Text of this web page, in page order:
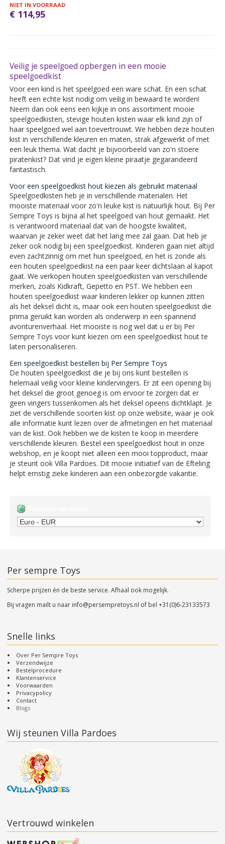
NIET IN VOORRAAD
€ 114,95
Veilig je speelgoed opbergen in een mooie
speelgoedkist
Voor een kind is het speelgoed een ware schat. En een schat
heeft een echte kist nodig om veilig in bewaard te worden!
Neem dan ook eens een kijkje in ons assortiment mooie
speelgoedkisten, stevige houten kisten waar elk kind zijn of
haar speelgoed wel aan toevertrouwt. We hebben deze houten
kist in verschillende kleuren en maten, strak afgewerkt of met
een leuk thema. Wat dacht je bijvoorbeeld van zo'n stoere
piratenkist? Dat vind je eigen kleine piraatje gegarandeerd
fantastisch.
Voor een speelgoedkist hout kiezen als gebruikt materiaal
Speelgoedkisten heb je in verschillende materialen. Het
mooiste materiaal voor zo'n leuke kist is natuurlijk hout. Bij Per
Sempre Toys is bijna al het speelgoed van hout gemaakt. Het
is verantwoord materiaal dat van de hoogste kwaliteit,
waarvan je zeker weet dat het lang mee zal gaan. Dat heb je
zeker ook nodig bij een speelgoedkist. Kinderen gaan niet altijd
even zachtzinnig om met hun speelgoed, en het is zonde als
een houten speelgoedkist na een paar keer dichtslaan al kapot
gaat. We verkopen houten speelgoedkisten van verschillende
merken, zoals Kidkraft, Gepetto en PST. We hebben een
houten speelgoedkist waar kinderen lekker op kunnen zitten
als het deksel dicht is, maar ook een houten speelgoedkist die
prima geruikt kan worden als onderwerp in een spannend
avonturenverhaal. Het mooiste is nog wel dat u er bij Per
Sempre Toys voor kunt kiezen om een speelgoedkist hout te
laten personaliseren.
Een speelgoedkist bestellen bij Per Sempre Toys
De houten speelgoedkist die je bij ons kunt bestellen is
helemaal veilig voor kleine kindervingers. Er zit een opening bij
het deksel die groot genoeg is om ervoor te zorgen dat er
geen vingers tussenkomen als het deksel opeens dichtklapt. Je
ziet de verschillende soorten kist op onze website, waar je ook
alle informatie kunt lezen over de afmetingen en het materiaal
van de kist. Ook hebben we de kisten te koop in meerdere
verschillende kleuren. Bestel een speelgoedkist hout in onze
webshop, en je koopt niet alleen een mooi topproduct, maar
je steunt ook Villa Pardoes. Dit mooie initiatief van de Efteling
helpt ernstig zieke kinderen aan een onbezorgde vakantie.
Per sempre Toys
Scherpe prijzen én de beste service. Afhaal ook mogelijk.
Bij vragen mailt u naar info@persempretoys.nl of bel+31(0)6-23133573
Snelle links
Over Per Sempre Toys
Verzendwijze
Bestelprocedure
Klantenservice
Voorwaarden
Privacypolicy
Contact
Blogs
Wij steunen Villa Pardoes
Vertrouwd winkelen